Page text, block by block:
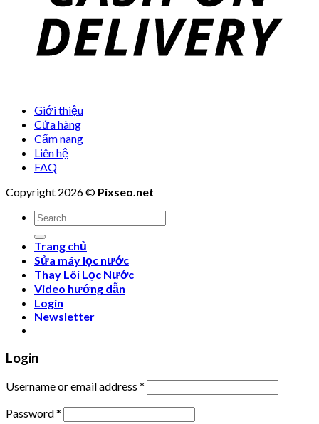
Giới thiệu
Cửa hàng
Cẩm nang
Liên hệ
FAQ
Copyright 2026 © Pixseo.net
Search
for:
Trang chủ
Sửa máy lọc nước
Thay Lõi Lọc Nước
Video hướng dẫn
Login
Newsletter
Login
Username or email address *
Password*